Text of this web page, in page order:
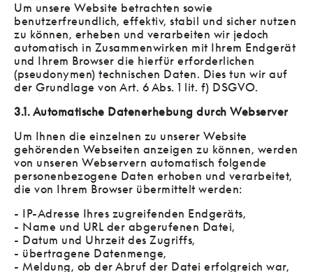
Um unsere Website betrachten sowie
benutzerfreundlich, effektiv, stabil und sicher nutzen
zu können, erheben und verarbeiten wir jedoch
automatisch in Zusammenwirken mit Ihrem Endgerät
und Ihrem Browser die hierfür erforderlichen
(pseudonymen) technischen Daten. Dies tun wir auf
der Grundlage von Art. 6 Abs. 1 lit. f) DSGVO.
3.1. Automatische Datenerhebung durch Webserver
Um Ihnen die einzelnen zu unserer Website
gehörenden Webseiten anzeigen zu können, werden
von unseren Webservern automatisch folgende
personenbezogene Daten erhoben und verarbeitet,
die von Ihrem Browser übermittelt werden:
- IP-Adresse Ihres zugreifenden Endgeräts,
- Name und URL der abgerufenen Datei,
- Datum und Uhrzeit des Zugriffs,
- übertragene Datenmenge,
- Meldung, ob der Abruf der Datei erfolgreich war,